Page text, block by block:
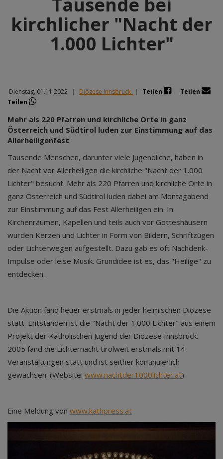
kirchlicher "Nacht der
1.000 Lichter"
Dienstag, 01.11.2022 | Diözese Innsbruck | Teilen
Teilen
Teilen
Mehr als 220 Pfarren und kirchliche Orte in ganz
Österreich und Südtirol luden zur Einstimmung auf das
Allerheiligenfest
Tausende Menschen, darunter viele Jugendliche, haben in
der Nacht vor Allerheiligen die kirchliche "Nacht der 1.000
Lichter" besucht. Mehr als 220 Pfarren und kirchliche Orte in
ganz Österreich und Südtirol luden dabei am Montagabend
zur Einstimmung auf das Fest Allerheiligen ein. In
Kirchenräumen, Kapellen und teils auch vor Gotteshäusern
wurden Kerzen und Lichter in Form von Bildern, Schriftzügen
oder Lichterwegen aufgestellt. Dazu gab es oft Nachdenk-
Impulse oder leise Musik. Grundidee ist es, das "Heilige" zu
entdecken.
Die Aktion fand heuer erstmals in jeder heimischen Diözese
statt. Entstanden ist die "Nacht der 1.000 Lichter" aus einem
Projekt der Katholischen Jugend der Diözese Innsbruck.
2005 fand die Lichternacht tirolweit erstmals mit 14
Veranstaltungen statt und ist seither kontinuierlich
gewachsen. (Website: www.nachtder1000lichter.at)
Eine Meldung von www.kathpress.at